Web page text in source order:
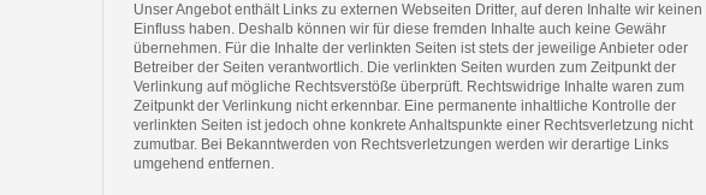
Unser Angebot enthält Links zu externen Webseiten Dritter, auf deren Inhalte wir keinen
Einfluss haben. Deshalb können wir für diese fremden Inhalte auch keine Gewähr
übernehmen. Für die Inhalte der verlinkten Seiten ist stets der jeweilige Anbieter oder
Betreiber der Seiten verantwortlich. Die verlinkten Seiten wurden zum Zeitpunkt der
Verlinkung auf mögliche Rechtsverstöße überprüft. Rechtswidrige Inhalte waren zum
Zeitpunkt der Verlinkung nicht erkennbar. Eine permanente inhaltliche Kontrolle der
verlinkten Seiten ist jedoch ohne konkrete Anhaltspunkte einer Rechtsverletzung nicht
zumutbar. Bei Bekanntwerden von Rechtsverletzungen werden wir derartige Links
umgehend entfernen.